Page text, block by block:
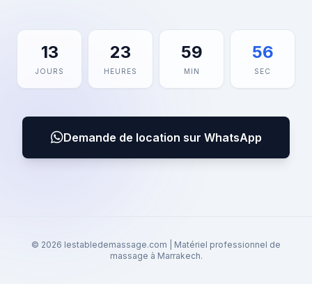
13
JOURS
23
HEURES
59
MIN
56
SEC
Demande de location sur WhatsApp
© 2026 lestabledemassage.com | Matériel professionnel de
massage à Marrakech.